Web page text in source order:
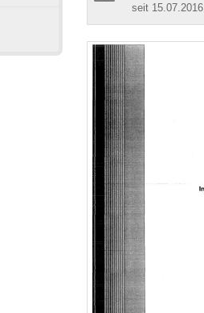
seit 15.07.2016